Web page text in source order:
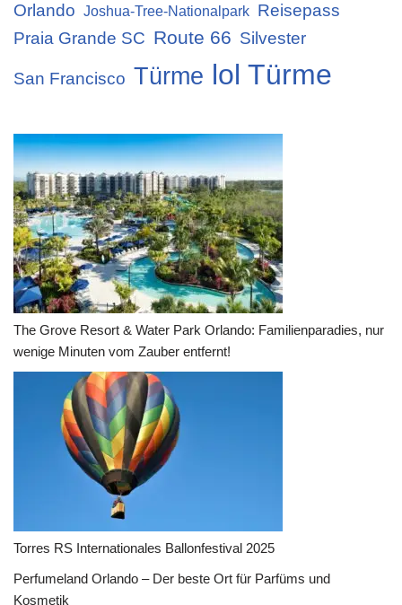
Orlando Joshua-Tree-Nationalpark Reisepass
Praia Grande SC Route 66 Silvester
San Francisco Türme lol Türme
The Grove Resort & Water Park Orlando: Familienparadies, nur
wenige Minuten vom Zauber entfernt!
Torres RS Internationales Ballonfestival 2025
Perfumeland Orlando – Der beste Ort für Parfüms und
Kosmetik